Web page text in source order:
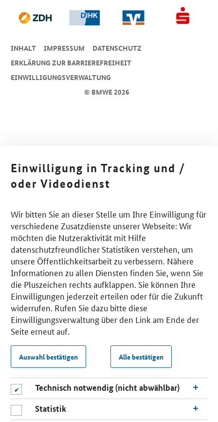
© BMWE 2026
INHALT IMPRESSUM
DA­TEN­SCHUTZ
ERKLÄRUNG ZUR BARRIEREFREIHEIT
EINWILLIGUNGSVERWALTUNG
Einwilligung in Tracking und /
oder Videodienst
Wir bitten Sie an dieser Stelle um Ihre Einwilligung für
verschiedene Zusatzdienste unserer Webseite: Wir
möchten die Nutzeraktivität mit Hilfe
datenschutzfreundlicher Statistiken verstehen, um
unsere Öffentlichkeitsarbeit zu verbessern. Nähere
Informationen zu allen Diensten finden Sie, wenn Sie
die Pluszeichen rechts aufklappen. Sie können Ihre
Einwilligungen jederzeit erteilen oder für die Zukunft
widerrufen. Rufen Sie dazu bitte diese
Einwilligungsverwaltung über den Link am Ende der
Seite erneut auf.
Auswahl bestätigen Alle bestätigen
Technisch notwendig (nicht abwählbar)
Statistik